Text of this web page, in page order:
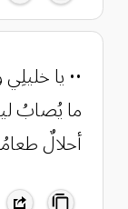
•• يا
ما يُصابُ
أحلالٌ